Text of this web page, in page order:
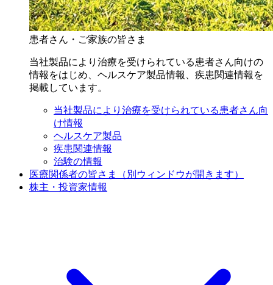
患者さん・ご家族の皆さま
当社製品により治療を受けられている患者さん向けの
情報をはじめ、ヘルスケア製品情報、疾患関連情報を
掲載しています。
当社製品により治療を受けられている患者さん向
け情報
ヘルスケア製品
疾患関連情報
治験の情報
医療関係者の皆さま
（別ウィンドウが開きます）
株主・投資家情報